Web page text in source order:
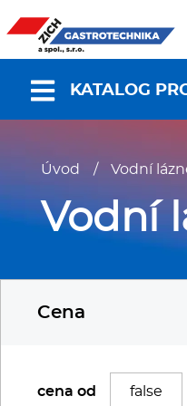
KATALOG
Nabídky a
Gastronádoby
Úvod / Vodní
Vodní
Cena
cena od